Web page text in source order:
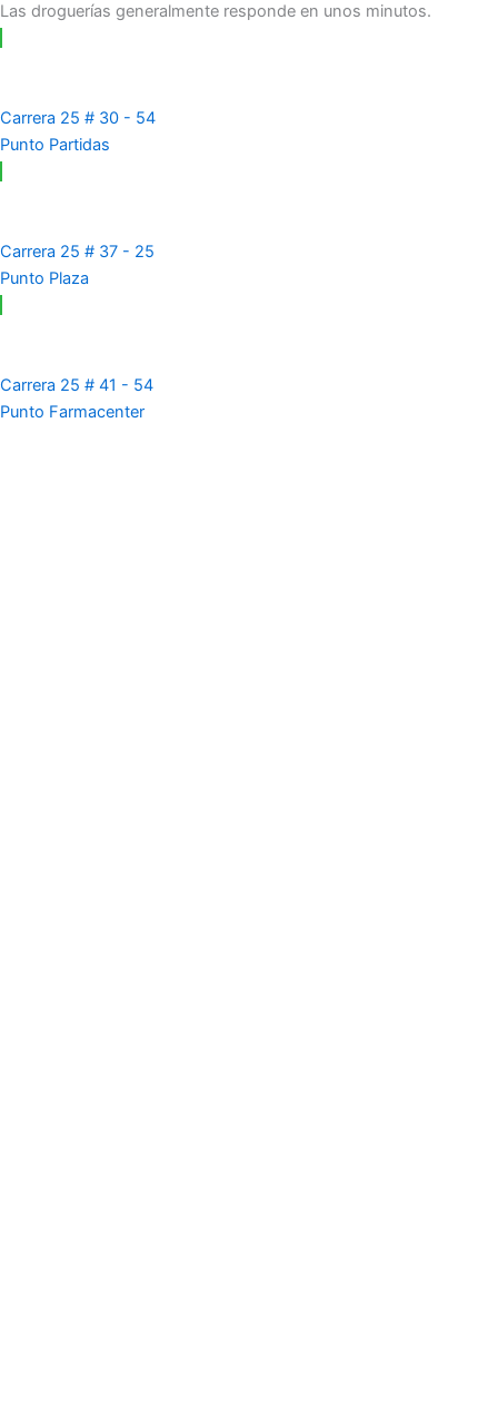
Las droguerías generalmente responde en unos minutos.
Carrera 25 # 30 - 54
Punto Partidas
Carrera 25 # 37 - 25
Punto Plaza
Carrera 25 # 41 - 54
Punto Farmacenter